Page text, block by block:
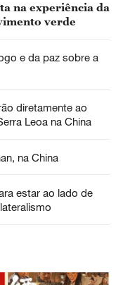
na experiência da
verde
e da paz sobre a
diretamente ao
Leoa na China
na China
estar ao lado de